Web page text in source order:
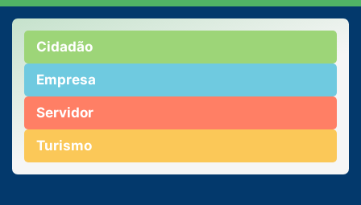
Cidadão
Empresa
Servidor
Turismo